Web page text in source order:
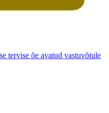
tervise õe avatud vastuvõtule